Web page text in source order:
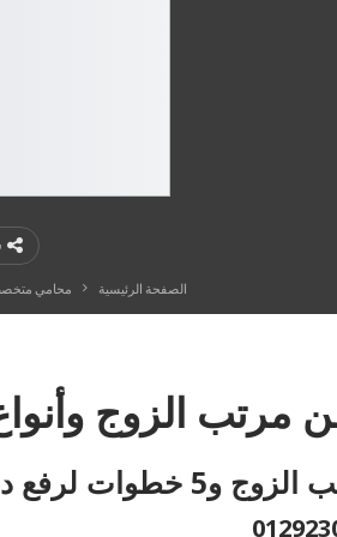
الصفحة الرئيسية محامي
مرتب الزوج و
دعوى النفقة